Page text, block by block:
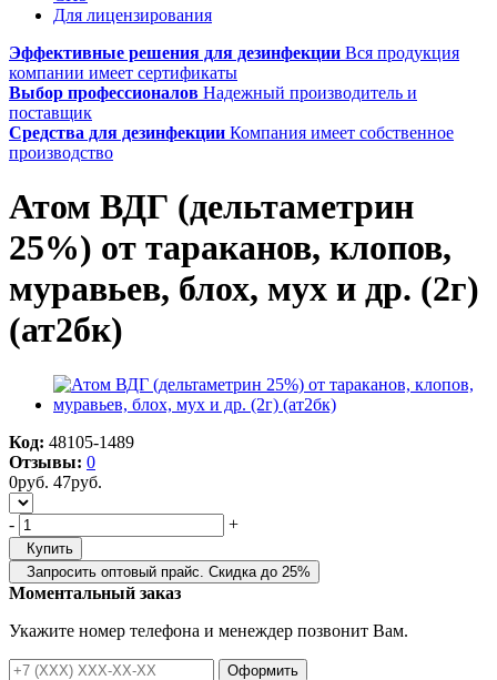
Для лицензирования
Эффективные решения для дезинфекции Вся продукция
компании имеет сертификаты
Выбор профессионалов Надежный производитель и
поставщик
Средства для дезинфекции Компания имеет собственное
производство
Атом ВДГ (дельтаметрин
25%) от тараканов, клопов,
муравьев, блох, мух и др. (2г)
(ат2бк)
Код: 48105-1489
Отзывы: 0
0руб. 47руб.
- +
Купить
Запросить оптовый прайс. Скидка до 25%
Моментальный заказ
Укажите номер телефона и менеждер позвонит Вам.
Оформить